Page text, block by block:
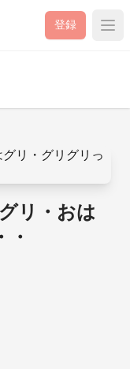
登録
リ・おは